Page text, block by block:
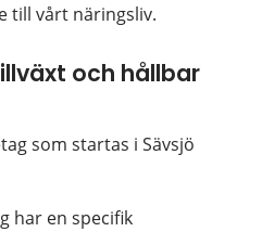
till vårt näringsliv.
och hållbar
som startas i Sävsjö
har en specifik